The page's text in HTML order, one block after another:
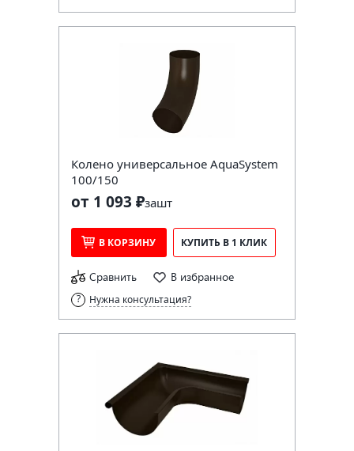
Колено универсальное AquaSystem
100/150
от 1 093 ₽зашт
В КОРЗИНУ КУПИТЬ В 1 КЛИК
Сравнить В избранное
Нужна консультация?